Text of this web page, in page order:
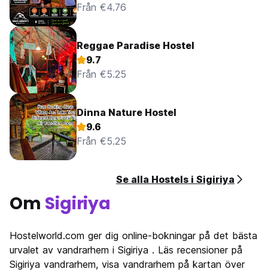
Från €4.76
Reggae Paradise Hostel
9.7
Från €5.25
Dinna Nature Hostel
9.6
Från €5.25
Se alla Hostels i Sigiriya
Om Sigiriya
Hostelworld.com ger dig online-bokningar på det bästa
urvalet av vandrarhem i Sigiriya . Läs recensioner på
Sigiriya vandrarhem, visa vandrarhem på kartan över